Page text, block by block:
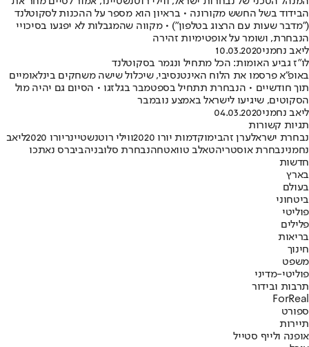
הבידוד בשל החשש מקורונה • בראיון הוא מספר על ההכנות לסקוטלנד
("מדבר שעות עם הרצוג בטלפון") • מקווה שהמגבלות לא יפגעו בסיכויי
הנבחרת, ושומר על אופטימיות זהירה
ליאב נחמני10.03.2020
לו"ז גביע האומות: הכל מתחיל ונגמר בסקוטלנד
באופ"א פרסמו את הלוח האינטנסיבי, שיכלול שישה משחקים בינלאומיים
תוך חודשיים • הנבחרת תתחיל בספטמבר בגלזגו • הסיום גם יהיה מול
הסקוטים, שיגיעו לישראל באמצע נובמבר
ליאב נחמני04.03.2020
תגיות קשורות
נבחרת ישראלערן זהבימוקדמות יורו 2020 ווילי רוטנשטיינריורו 2020
ליאב
נחמנינבחרת אוסטריהטאלב טוואטחהנבחרת סלובניהביברס נאתכו
חדשות
בארץ
בעולם
ביטחוני
פוליטי
פלילים
בריאות
חינוך
משפט
פוליטי-מדיני
תרבות ובידור
ForReal
ספורט
תיירות
אופנה ולייף סטייל